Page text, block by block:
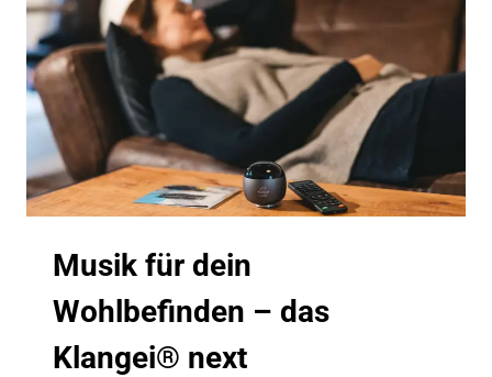
Musik für dein
Wohlbefinden – das
Klangei® next